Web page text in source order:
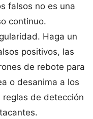
falsos no es una
continuo.
Haga un
positivos, las
de rebote para
o desanima a los
de detección